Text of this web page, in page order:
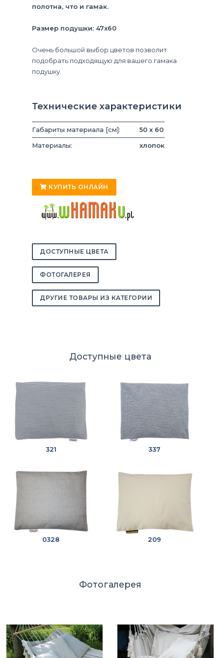
полотна, что и гамак.
Размер подушки: 47x60
Очень большой выбор цветов позволит
подобрать подходящую для вашего гамака
подушку.
Технические характеристики
Габариты материала [см]:
50 x 60
Материалы:
хлопок
КУПИТЬ ОНЛАЙН
ДОСТУПНЫЕ ЦВЕТА
ФОТОГАЛЕРЕЯ
ДРУГИЕ ТОВАРЫ ИЗ КАТЕГОРИИ
Доступные цвета
321 337
0328 209
Фотогалерея